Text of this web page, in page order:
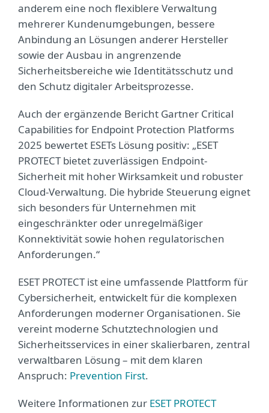
anderem eine noch flexiblere Verwaltung
mehrerer Kundenumgebungen, bessere
Anbindung an Lösungen anderer Hersteller
sowie der Ausbau in angrenzende
Sicherheitsbereiche wie Identitätsschutz und
den Schutz digitaler Arbeitsprozesse.
Auch der ergänzende Bericht Gartner Critical
Capabilities for Endpoint Protection Platforms
2025 bewertet ESETs Lösung positiv: „ESET
PROTECT bietet zuverlässigen Endpoint-
Sicherheit mit hoher Wirksamkeit und robuster
Cloud-Verwaltung. Die hybride Steuerung eignet
sich besonders für Unternehmen mit
eingeschränkter oder unregelmäßiger
Konnektivität sowie hohen regulatorischen
Anforderungen.“
ESET PROTECT ist eine umfassende Plattform für
Cybersicherheit, entwickelt für die komplexen
Anforderungen moderner Organisationen. Sie
vereint moderne Schutztechnologien und
Sicherheitsservices in einer skalierbaren, zentral
verwaltbaren Lösung – mit dem klaren
Anspruch: Prevention First.
Weitere Informationen zur ESET PROTECT